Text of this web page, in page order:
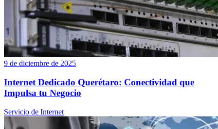
9 de diciembre de 2025
Internet Dedicado Querétaro: Conectividad que
Impulsa tu Negocio
Servicio de Internet